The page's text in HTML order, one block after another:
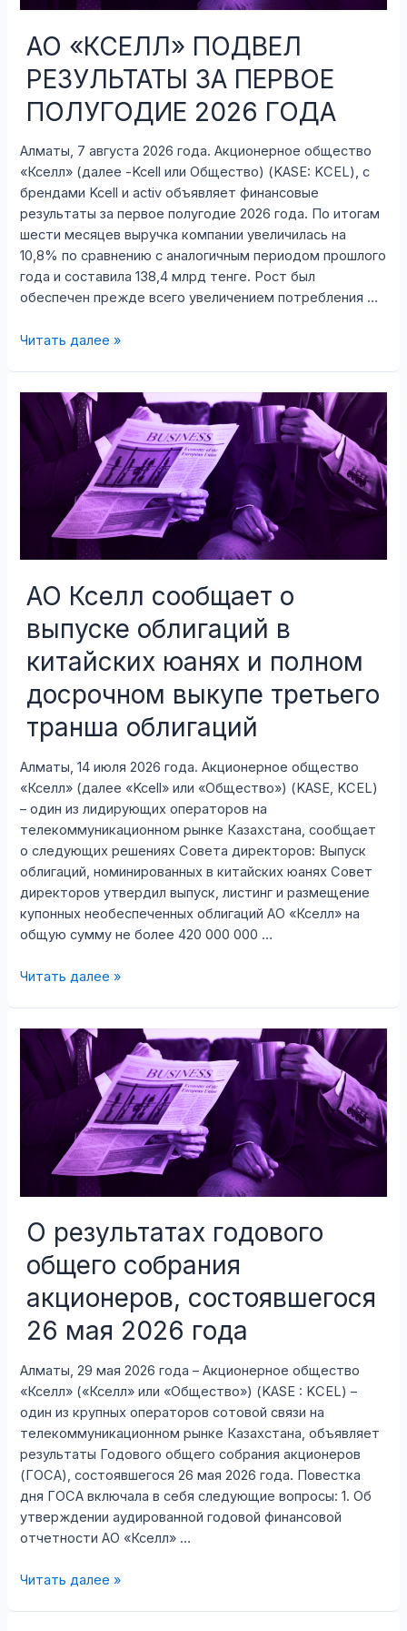
АО «КСЕЛЛ» ПОДВЕЛ
РЕЗУЛЬТАТЫ ЗА ПЕРВОЕ
ПОЛУГОДИЕ 2026 ГОДА
Алматы, 7 августа 2026 года. Акционерное общество
«Кселл» (далее -Kcell или Общество) (KASE: KCEL), с
брендами Kcell и activ объявляет финансовые
результаты за первое полугодие 2026 года. По итогам
шести месяцев выручка компании увеличилась на
10,8% по сравнению с аналогичным периодом прошлого
года и составила 138,4 млрд тенге. Рост был
обеспечен прежде всего увеличением потребления …
АО
РЕЗУЛЬТАТЫ
ЗА
ПЕРВОЕ
ПОЛУГОДИЕ
Читать далее »
АО Кселл сообщает о
выпуске облигаций в
китайских юанях и полном
досрочном выкупе третьего
транша облигаций
Алматы, 14 июля 2026 года. Акционерное общество
«Кселл» (далее «Kcell» или «Общество») (KASE, KCEL)
– один из лидирующих операторов на
телекоммуникационном рынке Казахстана, сообщает
о следующих решениях Совета директоров: Выпуск
облигаций, номинированных в китайских юанях Совет
директоров утвердил выпуск, листинг и размещение
купонных необеспеченных облигаций АО «Кселл» на
общую сумму не более 420 000 000 …
АО
о
выпуске
облигаций
китайских
выкупе
третьего
транша
облигаций
Читать далее »
О результатах годового
общего собрания
акционеров, состоявшегося
26 мая 2026 года
Алматы, 29 мая 2026 года – Акционерное общество
«Кселл» («Кселл» или «Общество») (KASE : KCEL) –
один из крупных операторов сотовой связи на
телекоммуникационном рынке Казахстана, объявляет
результаты Годового общего собрания акционеров
(ГОСА), состоявшегося 26 мая 2026 года. Повестка
дня ГОСА включала в себя следующие вопросы: 1. Об
утверждении аудированной годовой финансовой
отчетности АО «Кселл» …
О
Читать далее »